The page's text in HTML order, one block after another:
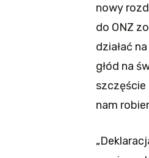
nowy
do ONZ
działać
głód na
szczęście
nam